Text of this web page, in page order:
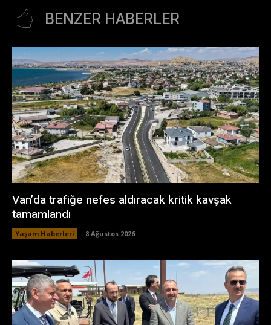
BENZER HABERLER
Van’da trafiğe nefes aldıracak kritik kavşak
tamamlandı
Yaşam Haberleri 8 Ağustos 2026